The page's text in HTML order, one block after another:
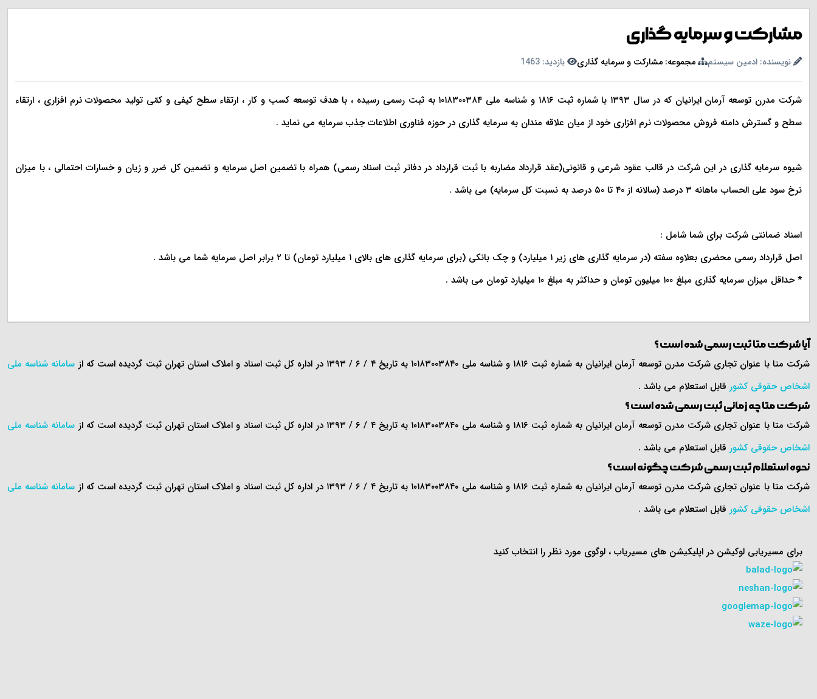
مشارکت و سرمایه گذاری
نویسنده: ادمین سیستم مجموعه: مشارکت و سرمایه گذاری بازدید: 1463
شرکت مدرن توسعه آرمان ایرانیان که در سال ۱۳۹۳ با شماره ثبت ۱۸۱۶ و شناسه ملی ۱۰۱۸۳۰۰۳۸۴ به ثبت رسمی رسیده ، با هدف توسعه کسب و کار ، ارتقاء سطح کیفی و کمّی تولید محصولات نرم افزاری ، ارتقاء
سطح و گسترش دامنه فروش محصولات نرم افزاری خود از میان علاقه مندان به سرمایه گذاری در حوزه فناوری اطلاعات جذب سرمایه می نماید .
شیوه سرمایه گذاری در این شرکت در قالب عقود شرعی و قانونی(عقد قرارداد مضاربه با ثبت قرارداد در دفاتر ثبت اسناد رسمی) همراه با تضمین اصل سرمایه و تضمین کل ضرر و زیان و خسارات احتمالی ، با میزان
نرخ سود علی الحساب ماهانه ۳ درصد (سالانه از ۴۰ تا ۵۰ درصد به نسبت کل سرمایه) می باشد .
اسناد ضمانتی شرکت برای شما شامل :
اصل قرارداد رسمی محضری بعلاوه سفته (در سرمایه گذاری های زیر ۱ میلیارد) و چک بانکی (برای سرمایه گذاری های بالای ۱ میلیارد تومان) تا ۲ برابر اصل سرمایه شما می باشد .
* حداقل میزان سرمایه گذاری مبلغ ۱۰۰ میلیون تومان و حداکثر به مبلغ ۱۰ میلیارد تومان می باشد .
آیا شرکت متا ثبت رسمی شده است ؟
شرکت متا با عنوان تجاری شرکت مدرن توسعه آرمان ایرانیان به شماره ثبت ۱۸۱۶ و شناسه ملی ۱۰۱۸۳۰۰۳۸۴۰ به تاریخ ۴ / ۶ / ۱۳۹۳ در اداره کل ثبت اسناد و املاک استان تهران ثبت گردیده است که از
سامانه شناسه ملی
اشخاص حقوقی کشور قابل استعلام می باشد .
شرکت متا چه زمانی ثبت رسمی شده است ؟
شرکت متا با عنوان تجاری شرکت مدرن توسعه آرمان ایرانیان به شماره ثبت ۱۸۱۶ و شناسه ملی ۱۰۱۸۳۰۰۳۸۴۰ به تاریخ ۴ / ۶ / ۱۳۹۳ در اداره کل ثبت اسناد و املاک استان تهران ثبت گردیده است که از
سامانه شناسه ملی
اشخاص حقوقی کشور قابل استعلام می باشد .
نحوه استعلام ثبت رسمی شرکت چگونه است ؟
شرکت متا با عنوان تجاری شرکت مدرن توسعه آرمان ایرانیان به شماره ثبت ۱۸۱۶ و شناسه ملی ۱۰۱۸۳۰۰۳۸۴۰ به تاریخ ۴ / ۶ / ۱۳۹۳ در اداره کل ثبت اسناد و املاک استان تهران ثبت گردیده است که از
سامانه شناسه ملی
اشخاص حقوقی کشور قابل استعلام می باشد .
برای مسیریابی لوکیشن در اپلیکیشن های مسیریاب ، لوگوی مورد نظر را انتخاب کنید